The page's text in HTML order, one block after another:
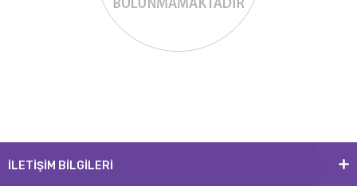
İLETİŞİM BİLGİLERİ